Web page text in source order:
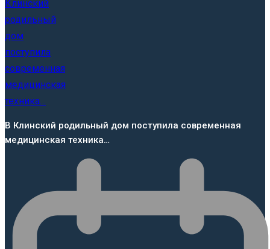
В Клинский родильный дом поступила современная
медицинская техника…